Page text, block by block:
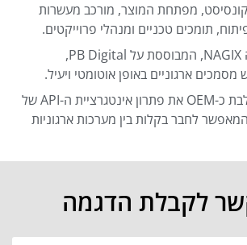
מפתחת המוצר, מורכב מעשרות
תומכים טכניים ומנהלי פרוייקטים.
מערכת ההנגשה NAGIX, המבוססת על PB Digital,
ארגוניים באופן אוטומטי ויעיל.
PB Digital משלבת כ-OEM את פתרון אינטגרציית ה-API של
לקבלת הדגמה